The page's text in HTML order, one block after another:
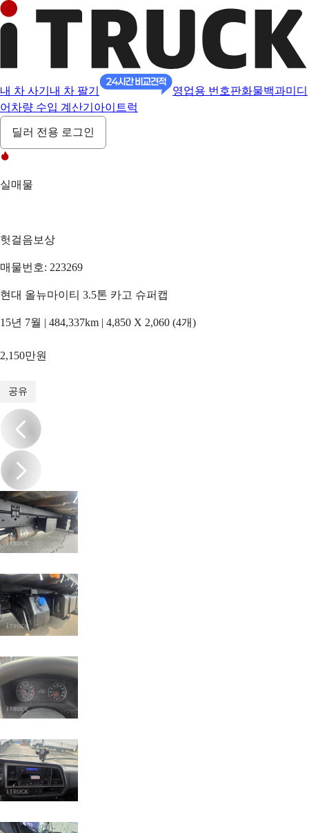
내 차 사기 내 차 팔기 영업용 번호판화물백과미디
어 차량 수입 계산기 아이트럭
딜러 전용 로그인
실매물
헛걸음보상
매물번호: 223269
현대 올뉴마이티 3.5톤 카고 슈퍼캡
15년 7월 | 484,337km | 4,850 X 2,060 (4개)
2,150만원
공유
/14